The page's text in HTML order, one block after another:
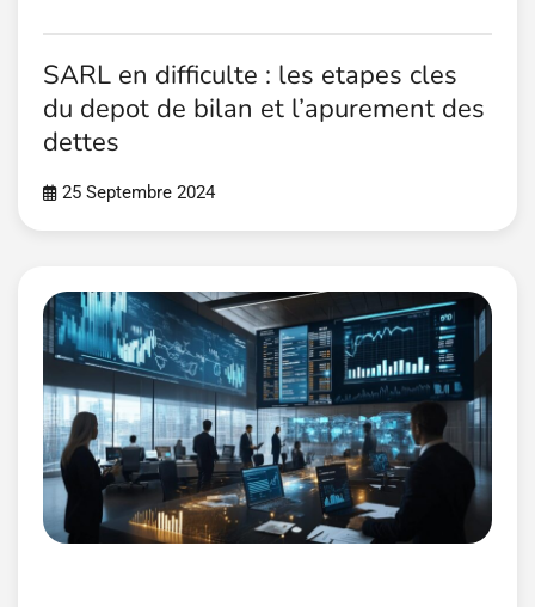
SARL en difficulte : les etapes cles
du depot de bilan et l’apurement des
dettes
25 Septembre 2024